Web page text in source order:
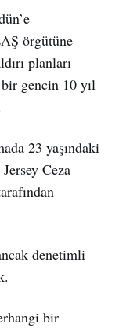
örgütüne
planları
bir gencin 10 yıl
23 yaşındaki
Ceza
denetimli
bir